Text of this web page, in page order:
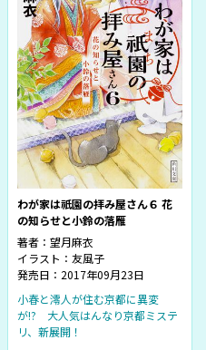
わが家は祇園の拝み屋さん６ 花
の知らせと小鈴の落雁
著者： 望月麻衣
イラスト： 友風子
発売日：2017年09月23日
小春と澪人が住む京都に異変
が!? 大人気はんなり京都ミステ
リ、新展開！